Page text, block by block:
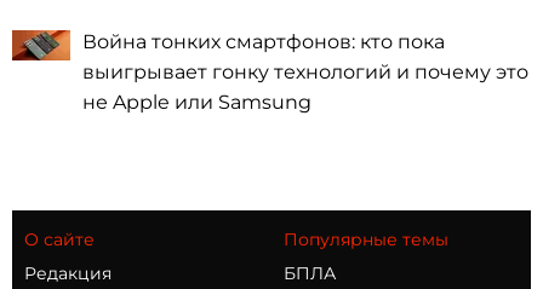
Война тонких смартфонов: кто пока
выигрывает гонку технологий и почему это
не Apple или Samsung
О сайте
Редакция
Популярные темы
БПЛА